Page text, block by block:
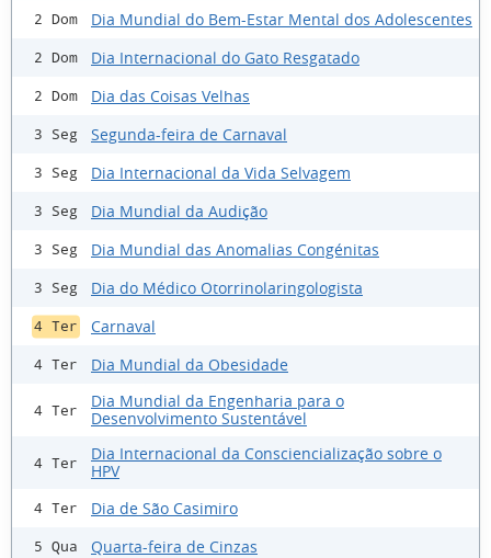
2 Dom Dia Mundial do Bem-Estar Mental dos Adolescentes
2 Dom Dia Internacional do Gato Resgatado
2 Dom Dia das Coisas Velhas
3 Seg Segunda-feira de Carnaval
3 Seg Dia Internacional da Vida Selvagem
3 Seg Dia Mundial da Audição
3 Seg Dia Mundial das Anomalias Congénitas
3 Seg Dia do Médico Otorrinolaringologista
4 Ter Carnaval
4 Ter Dia Mundial da Obesidade
4 Ter
Dia Mundial da Engenharia para o
Desenvolvimento Sustentável
4 Ter
Dia Internacional da Consciencialização sobre o
HPV
4 Ter Dia de São Casimiro
5 Qua Quarta-feira de Cinzas